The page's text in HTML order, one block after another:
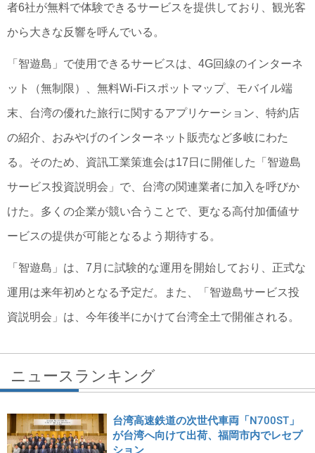
者6社が無料で体験できるサービスを提供しており、観光客
から大きな反響を呼んでいる。
「智遊島」で使用できるサービスは、4G回線のインターネ
ット（無制限）、無料Wi-Fiスポットマップ、モバイル端
末、台湾の優れた旅行に関するアプリケーション、特約店
の紹介、おみやげのインターネット販売など多岐にわた
る。そのため、資訊工業策進会は17日に開催した「智遊島
サービス投資説明会」で、台湾の関連業者に加入を呼びか
けた。多くの企業が競い合うことで、更なる高付加価値サ
ービスの提供が可能となるよう期待する。
「智遊島」は、7月に試験的な運用を開始しており、正式な
運用は来年初めとなる予定だ。また、「智遊島サービス投
資説明会」は、今年後半にかけて台湾全土で開催される。
ニュースランキング
台湾高速鉄道の次世代車両「N700ST」
が台湾へ向けて出荷、福岡市内でレセプ
ション